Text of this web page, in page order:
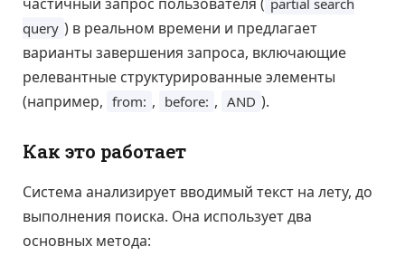
query ) в реальном времени и предлагает
варианты завершения запроса, включающие
релевантные структурированные элементы
(например, from: , before: , AND ).
Как это работает
Система анализирует вводимый текст на лету, до
выполнения поиска. Она использует два
основных метода: